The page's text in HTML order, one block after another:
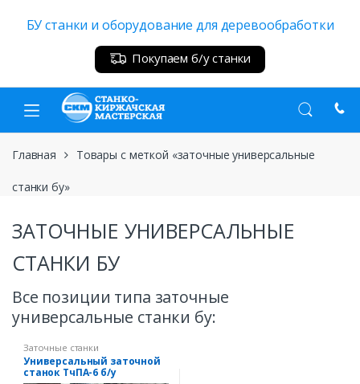
БУ станки и оборудование для деревообработки
Покупаем б/у станки
Главная Товары с меткой «заточные универсальные
станки бу»
ЗАТОЧНЫЕ УНИВЕРСАЛЬНЫЕ
СТАНКИ БУ
Все позиции типа заточные
универсальные станки бу:
Заточные станки
Универсальный заточной
станок ТчПА-6 б/у